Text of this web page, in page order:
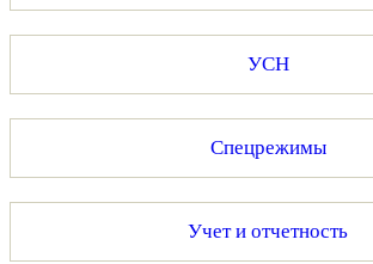
УСН
Спецрежимы
Учет и отчетность